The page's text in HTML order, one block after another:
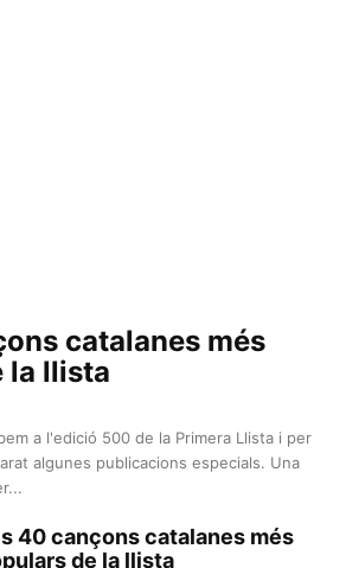
catalanes més
la llista
a l'edició 500 de la Primera Llista i per
algunes publicacions especials. Una
40 cançons catalanes més
de la llista